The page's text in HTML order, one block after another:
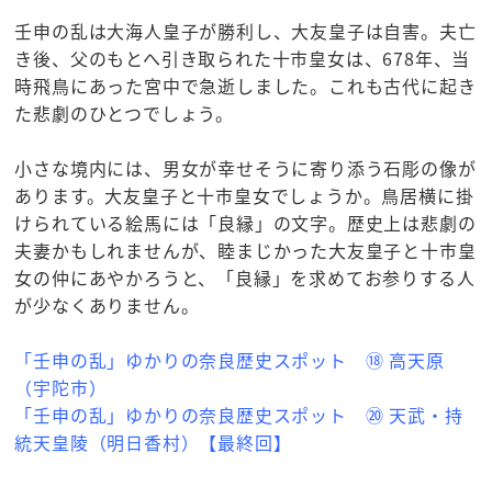
壬申の乱は大海人皇子が勝利し、大友皇子は自害。夫亡
き後、父のもとへ引き取られた十市皇女は、678年、当
時飛鳥にあった宮中で急逝しました。これも古代に起き
た悲劇のひとつでしょう。
小さな境内には、男女が幸せそうに寄り添う石彫の像が
あります。大友皇子と十市皇女でしょうか。鳥居横に掛
けられている絵馬には「良縁」の文字。歴史上は悲劇の
夫妻かもしれませんが、睦まじかった大友皇子と十市皇
女の仲にあやかろうと、「良縁」を求めてお参りする人
が少なくありません。
「壬申の乱」ゆかりの奈良歴史スポット ⑱ 高天原
（宇陀市）
「壬申の乱」ゆかりの奈良歴史スポット ⑳ 天武・持
統天皇陵（明日香村）【最終回】